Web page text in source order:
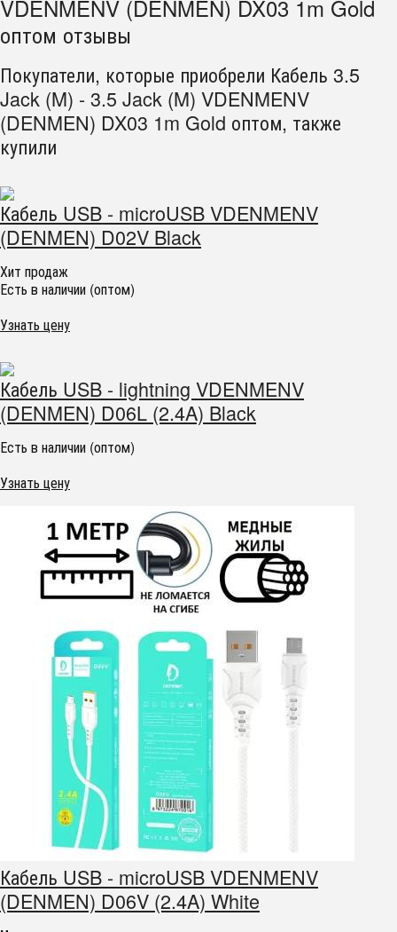
VDENMENV (DENMEN) DX03 1m Gold
оптом отзывы
Покупатели, которые приобрели Кабель 3.5
Jack (M) - 3.5 Jack (M) VDENMENV
(DENMEN) DX03 1m Gold оптом, также
купили
Кабель USB - microUSB VDENMENV
(DENMEN) D02V Black
Хит продаж
Есть в наличии (оптом)
Узнать цену
Кабель USB - lightning VDENMENV
(DENMEN) D06L (2.4A) Black
Есть в наличии (оптом)
Узнать цену
Кабель USB - microUSB VDENMENV
(DENMEN) D06V (2.4A) White